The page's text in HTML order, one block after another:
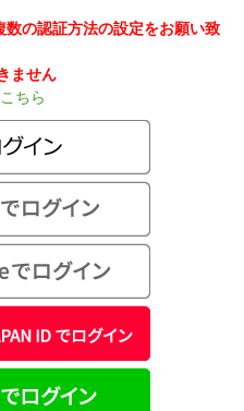
の認証方法の設定をお願い致
ません
こちら